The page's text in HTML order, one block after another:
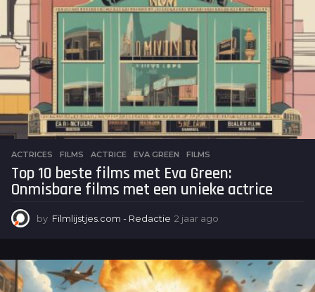
a
ACTRICES ,FILMS ACTRICE ,EVA GREEN ,FILMS
Top 10 beste films met Eva Green:
Onmisbare films met een unieke actrice
by Filmlijstjes.com - Redactie 2 jaar ago
a
r
a